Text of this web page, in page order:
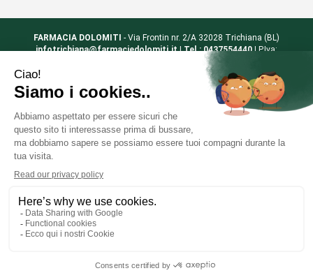
FARMACIA DOLOMITI - Via Frontin nr. 2/A 32028 Trichiana (BL)
infotrichiana@farmaciedolomiti.it|Tel.: 0437554440 | P.Iva:
01194600258 | Numero R.E.A.: BL - 402693
Powered by
Prenofa